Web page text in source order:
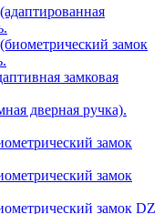
замок
замковая
дверная ручка).
замок
замок
замок DZ